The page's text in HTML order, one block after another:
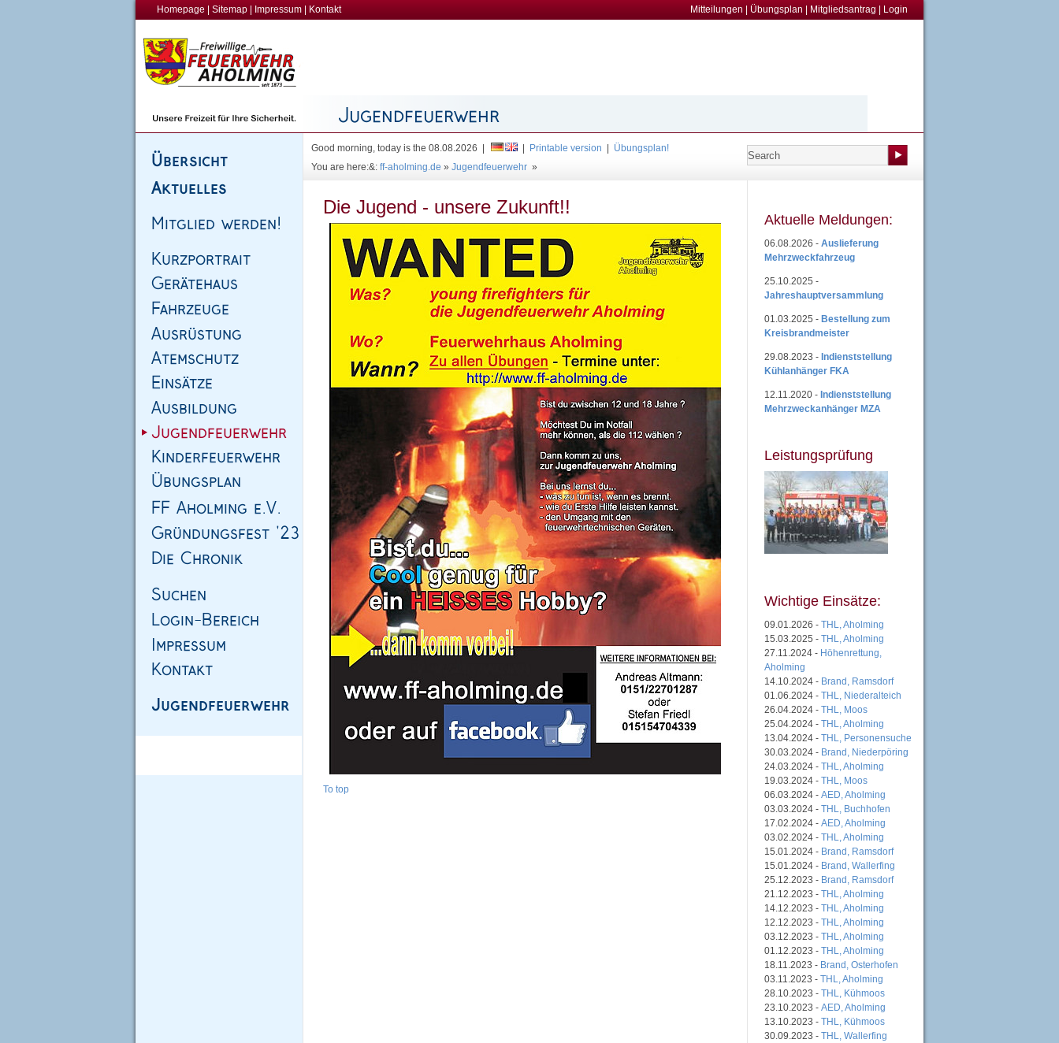
Homepage Sitemap Impressum Kontakt Mitteilungen Übungsplan Mitgliedsantrag Login
Good morning, today is the 08.08.2026 | Printable version
Übungsplan!
You are here:&: ff-aholming.de » Jugendfeuerwehr »
Die Jugend - unsere Zukunft!!
To top
Aktuelle Meldungen:
06.08.2026 - Auslieferung
Mehrzweckfahrzeug
25.10.2025 -
Jahreshauptversammlung
01.03.2025 - Bestellung zum
Kreisbrandmeister
29.08.2023 - Indienststellung
Kühlanhänger FKA
12.11.2020 - Indienststellung
Mehrzweckanhänger MZA
Leistungsprüfung
Wichtige Einsätze:
09.01.2026 - THL, Aholming
15.03.2025 - THL, Aholming
27.11.2024 - Höhenrettung,
Aholming
14.10.2024 - Brand, Ramsdorf
01.06.2024 - THL, Niederalteich
26.04.2024 - THL, Moos
25.04.2024 - THL, Aholming
13.04.2024 - THL, Personensuche
30.03.2024 - Brand, Niederpöring
24.03.2024 - THL, Aholming
19.03.2024 - THL, Moos
06.03.2024 - AED, Aholming
03.03.2024 - THL, Buchhofen
17.02.2024 - AED, Aholming
03.02.2024 - THL, Aholming
15.01.2024 - Brand, Ramsdorf
15.01.2024 - Brand, Wallerfing
25.12.2023 - Brand, Ramsdorf
21.12.2023 - THL, Aholming
14.12.2023 - THL, Aholming
12.12.2023 - THL, Aholming
03.12.2023 - THL, Aholming
01.12.2023 - THL, Aholming
18.11.2023 - Brand, Osterhofen
03.11.2023 - THL, Aholming
28.10.2023 - THL, Kühmoos
23.10.2023 - AED, Aholming
13.10.2023 - THL, Kühmoos
30.09.2023 - THL, Wallerfing